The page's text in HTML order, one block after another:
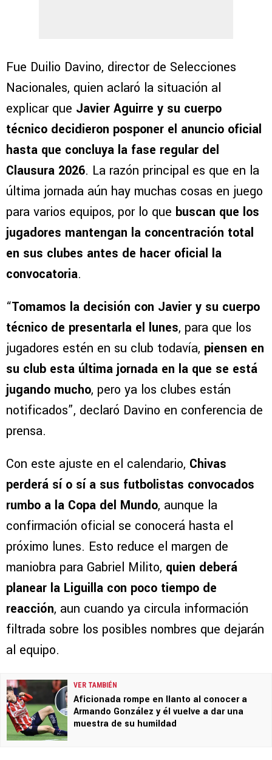
Fue Duilio Davino, director de Selecciones
Nacionales, quien aclaró la situación al
explicar que Javier Aguirre y su cuerpo
técnico decidieron posponer el anuncio oficial
hasta que concluya la fase regular del
Clausura 2026. La razón principal es que en la
última jornada aún hay muchas cosas en juego
para varios equipos, por lo que buscan que los
jugadores mantengan la concentración total
en sus clubes antes de hacer oficial la
convocatoria.
“Tomamos la decisión con Javier y su cuerpo
técnico de presentarla el lunes, para que los
jugadores estén en su club todavía, piensen en
su club esta última jornada en la que se está
jugando mucho, pero ya los clubes están
notificados”, declaró Davino en conferencia de
prensa.
Con este ajuste en el calendario, Chivas
perderá sí o sí a sus futbolistas convocados
rumbo a la Copa del Mundo, aunque la
confirmación oficial se conocerá hasta el
próximo lunes. Esto reduce el margen de
maniobra para Gabriel Milito, quien deberá
planear la Liguilla con poco tiempo de
reacción, aun cuando ya circula información
filtrada sobre los posibles nombres que dejarán
al equipo.
VER TAMBIÉN
Aficionada rompe en llanto al conocer a
Armando González y él vuelve a dar una
muestra de su humildad